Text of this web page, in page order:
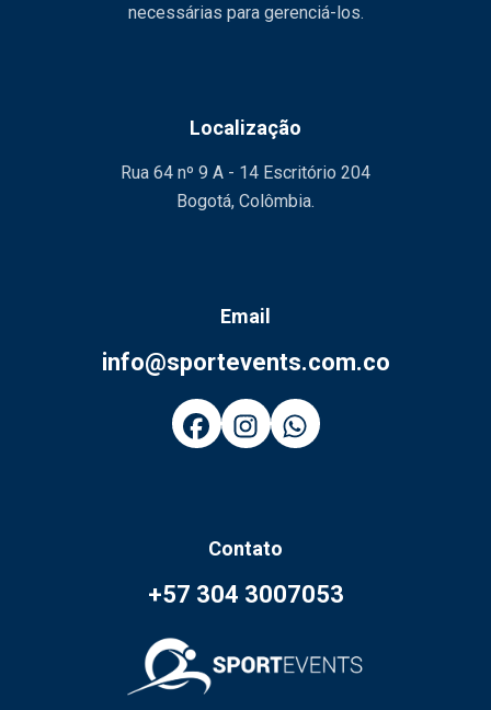
necessárias para gerenciá-los.
Localização
Rua 64 nº 9 A - 14 Escritório 204
Bogotá, Colômbia.
Email
info@sportevents.com.co
Contato
+57 304 3007053